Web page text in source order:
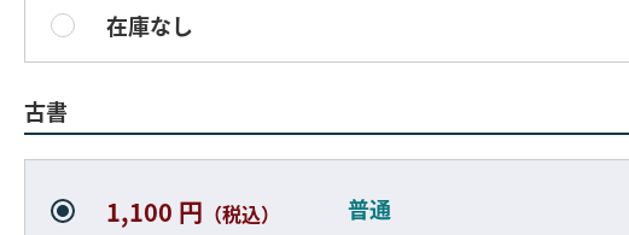
在庫なし
古書
1,100 円 （税込） 普通